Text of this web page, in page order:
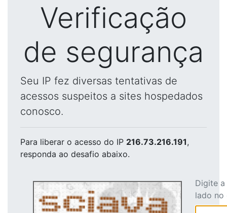
Verificação
de segurança
Seu IP fez diversas tentativas de
acessos suspeitos a sites hospedados
conosco.
Para liberar o acesso do IP 216.73.216.191,
responda ao desafio abaixo.
Digite
lado no